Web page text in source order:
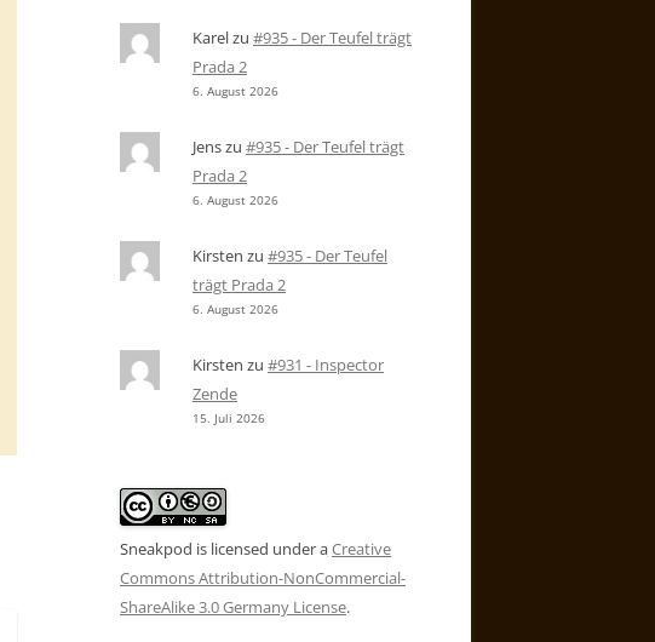
Karelzu #935 - Der Teufel trägt
Prada 2
6. August 2026
Jenszu #935 - Der Teufel trägt
Prada 2
6. August 2026
Kirsten zu #935 - Der Teufel
trägt Prada 2
6. August 2026
Kirsten zu #931 - Inspector
Zende
15. Juli 2026
Sneakpod is licensed under aCreative
Commons Attribution-NonCommercial-
ShareAlike 3.0 Germany License.